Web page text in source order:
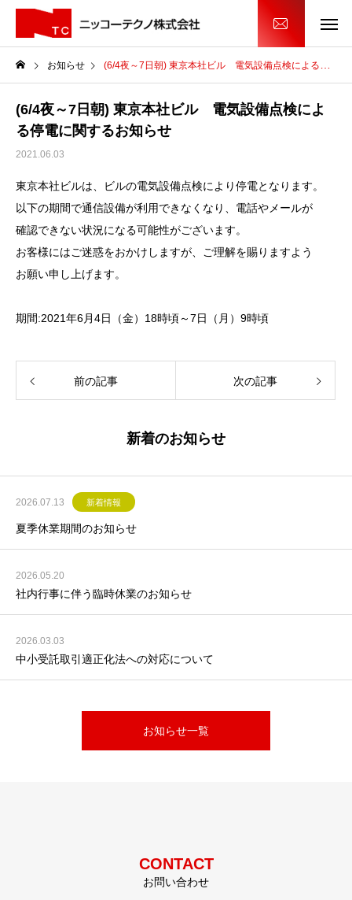
お知らせ (6/4夜～7日朝) 東京本社ビル 電気設備点検による停電に関するお知らせ
(6/4夜～7日朝) 東京本社ビル 電気設備点検によ
る停電に関するお知らせ
2021.06.03
東京本社ビルは、ビルの電気設備点検により停電となります。
以下の期間で通信設備が利用できなくなり、電話やメールが
確認できない状況になる可能性がございます。
お客様にはご迷惑をおかけしますが、ご理解を賜りますよう
お願い申し上げます。
期間:2021年6月4日（金）18時頃～7日（月）9時頃
前の記事 次の記事
新着のお知らせ
2026.07.13 新着情報
夏季休業期間のお知らせ
2026.05.20
社内行事に伴う臨時休業のお知らせ
2026.03.03
中小受託取引適正化法への対応について
お知らせ一覧
CONTACT
お問い合わせ